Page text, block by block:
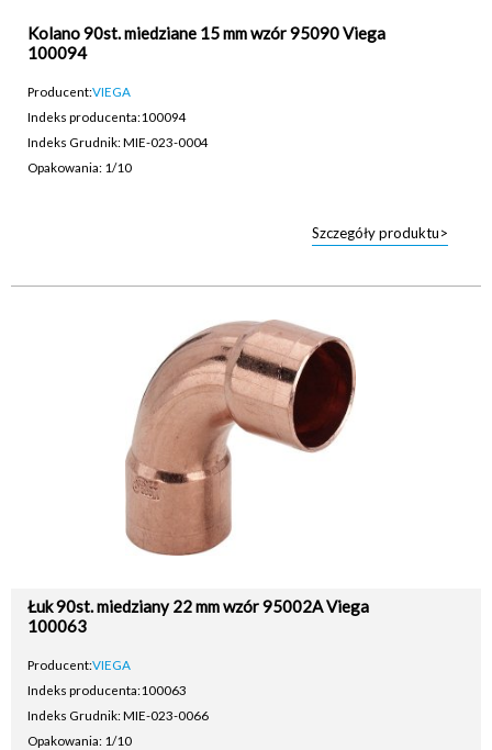
Kolano 90st. miedziane 15 mm wzór 95090 Viega
100094
Producent:VIEGA
Indeks producenta:100094
Indeks Grudnik: MIE-023-0004
Opakowania: 1/10
Szczegóły produktu>
Łuk 90st. miedziany 22 mm wzór 95002A Viega
100063
Producent:VIEGA
Indeks producenta:100063
Indeks Grudnik: MIE-023-0066
Opakowania: 1/10